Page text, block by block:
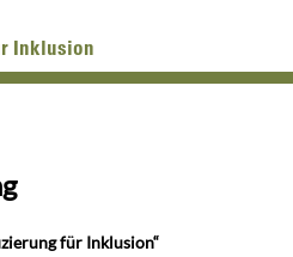
Inklusion
für Inklusion“